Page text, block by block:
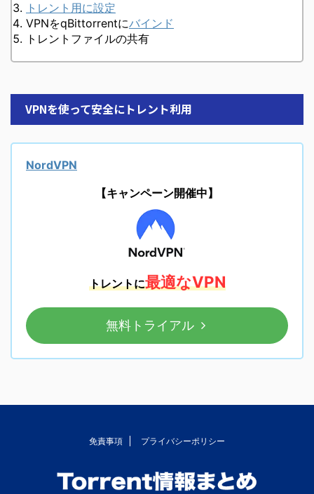
トレント用に設定
VPNをqBittorrentにバインド
トレントファイルの共有
VPNを使って安全にトレント利用
NordVPN
【キャンペーン開催中】
トレントに最適なVPN
無料トライアル
免責事項 プライバシーポリシー